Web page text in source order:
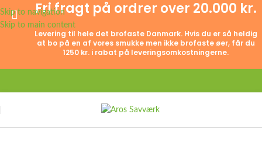
Skip to navigation
Skip to main content
Fri fragt på ordrer over 20.000 kr.
Levering til hele det brofaste Danmark. Hvis du er så heldig
at bo på en af vores smukke men ikke brofaste øer, får du
1250 kr. i rabat på leveringsomkostningerne.